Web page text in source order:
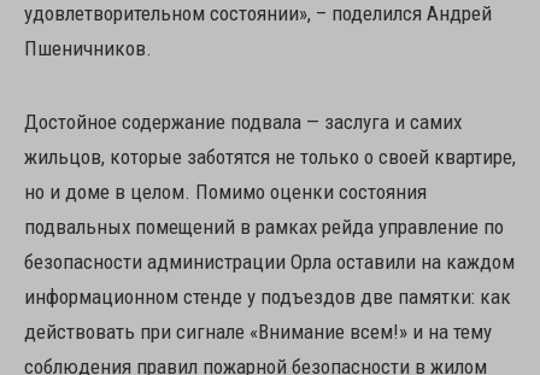
удовлетворительном состоянии», – поделился Андрей
Пшеничников.
Достойное содержание подвала — заслуга и самих
жильцов, которые заботятся не только о своей квартире,
но и доме в целом. Помимо оценки состояния
подвальных помещений в рамках рейда управление по
безопасности администрации Орла оставили на каждом
информационном стенде у подъездов две памятки: как
действовать при сигнале «Внимание всем!» и на тему
соблюдения правил пожарной безопасности в жилом